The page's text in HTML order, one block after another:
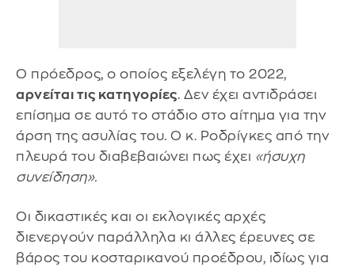
Ο πρόεδρος, ο οποίος εξελέγη το 2022,
αρνείται τις κατηγορίες. Δεν έχει αντιδράσει
επίσημα σε αυτό το στάδιο στο αίτημα για την
άρση της ασυλίας του. Ο κ. Ροδρίγκες από την
πλευρά του διαβεβαιώνει πως έχει «ήσυχη
συνείδηση».
Οι δικαστικές και οι εκλογικές αρχές
διενεργούν παράλληλα κι άλλες έρευνες σε
βάρος του κοσταρικανού προέδρου, ιδίως για